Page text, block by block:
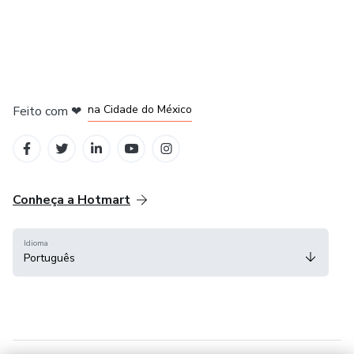
Feito com ❤ na Cidade do México
Conheça a Hotmart
Idioma
Português